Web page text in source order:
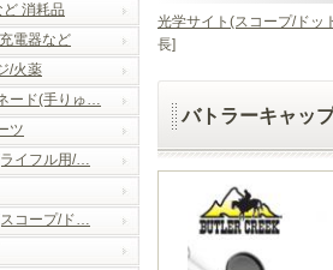
消耗品
電器など
/火薬
ード(手りゅ…
ツ
イフル用/…
コープ/ド…
光学サイト(スコープ/ドッ
長]
バトラーキャッ